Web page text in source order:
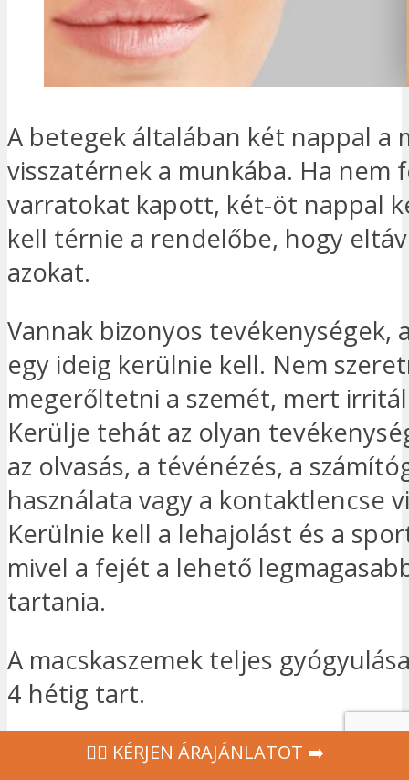
A betegek általában két nappal a
visszatérnek a munkába. Ha nem
varratokat kapott, két-öt nappal
kell térnie a rendelőbe, hogy
azokat.
Vannak bizonyos tevékenységek,
egy ideig kerülnie kell. Nem
megerőltetni a szemét, mert
Kerülje tehát az olyan
az olvasás, a tévénézés, a
használata vagy a kontaktlencse
Kerülnie kell a lehajolást és a
mivel a fejét a lehető
tartania.
A macskaszemek teljes
4 hétig tart.
Vegye igénybe az
‍👩‍⚕ KÉRJEN ÁRAJÁNLATOT ➡️